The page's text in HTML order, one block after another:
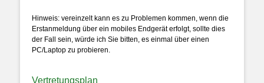
Hinweis: vereinzelt kann es zu Problemen kommen, wenn die
Erstanmeldung über ein mobiles Endgerät erfolgt, sollte dies
der Fall sein, würde ich Sie bitten, es einmal über einen
PC/Laptop zu probieren.
Vertretungsplan